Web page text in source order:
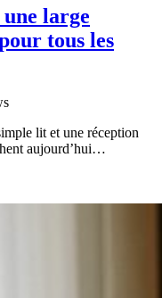
large
tous les
lit et une réception
aujourd’hui…